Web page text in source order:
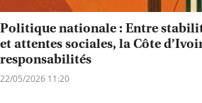
Politique nationale : Entre
et attentes sociales, la Côte
responsabilités
22/05/2026 11:20